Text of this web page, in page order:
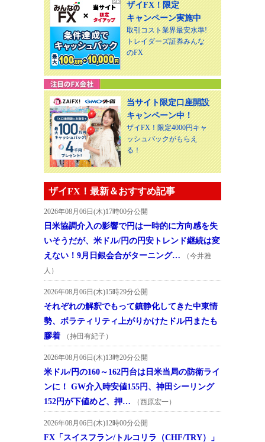
ザイFX！限定
キャンペーン実施中
取引コスト業界最安水準!
トレイダーズ証券みんな
のFX
当サイト限定口座開設
キャンペーン中！
ザイFX！限定4000円キャ
ッシュバックがもらえ
る！
ザイFX！最新＆おすすめ記事
2026年08月06日(木)17時00分公開
日米協調介入の影響で円は一時的に方向感を失
いそうだが、米ドル/円の円安トレンド継続は変
えない！9月日銀会合がターニング…
（今井雅
人）
2026年08月06日(木)15時29分公開
それぞれの解釈でもって鎮静化してきた中東情
勢、ボラティリティ上がりかけたドル円またも
膠着
（持田有紀子）
2026年08月06日(木)13時20分公開
米ドル/円の160～162円台は日米当局の防衛ライ
ンに！ GW介入時安値155円、神田シーリング
152円が下値めど、押…
（西原宏一）
2026年08月06日(木)12時00分公開
FX「スイスフラン/トルコリラ（CHF/TRY）」